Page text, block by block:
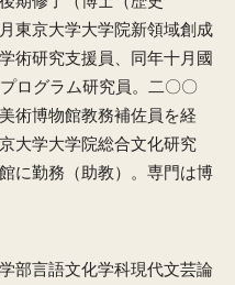
東京大学大学院新領域創成
術研究支援員、同年十月國
ログラム研究員。二〇〇
術博物館教務補佐員を経
大学大学院総合文化研究
に勤務（助教）。専門は博
部言語文化学科現代文芸論